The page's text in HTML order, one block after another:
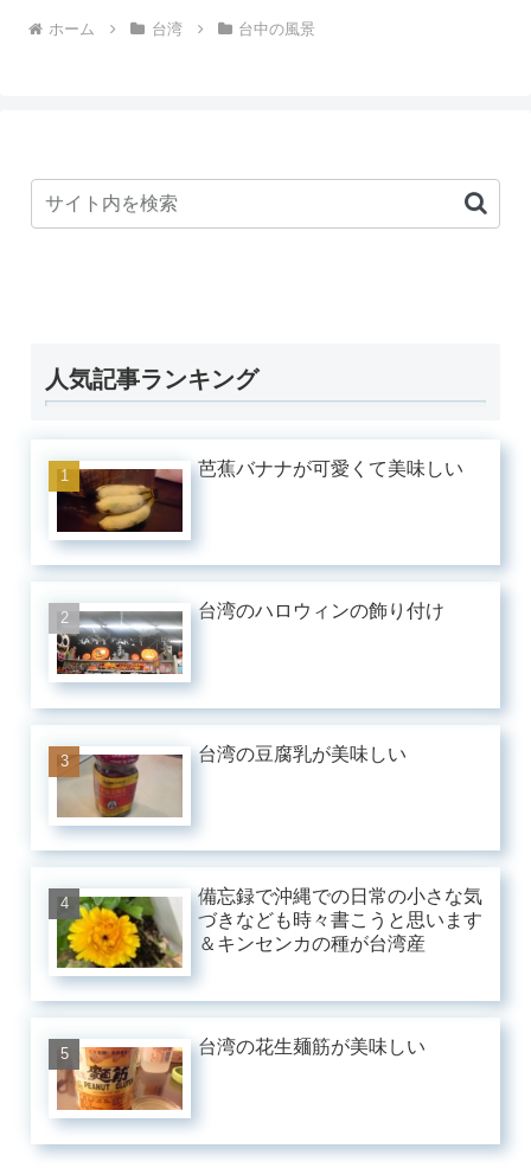
ホーム 台湾 台中の風景
人気記事ランキング
芭蕉バナナが可愛くて美味しい
台湾のハロウィンの飾り付け
台湾の豆腐乳が美味しい
備忘録で沖縄での日常の小さな気
づきなども時々書こうと思います
＆キンセンカの種が台湾産
台湾の花生麺筋が美味しい